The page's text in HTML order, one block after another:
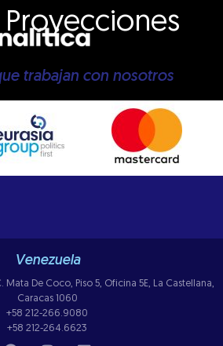
Proyecciones
trabajan con nosotros
Venezuela
Mata De Coco, Piso 5, Oficina 5E, La Castellana,
Caracas 1060
+58 212-266.9080
+58 212-264.6623